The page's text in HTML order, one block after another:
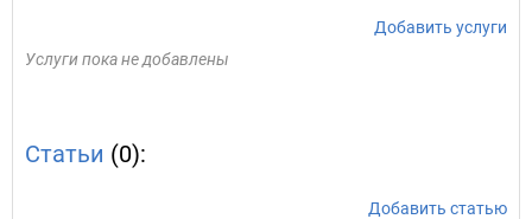
Добавить услуги
Услуги пока не добавлены
Статьи (0):
Добавить статью